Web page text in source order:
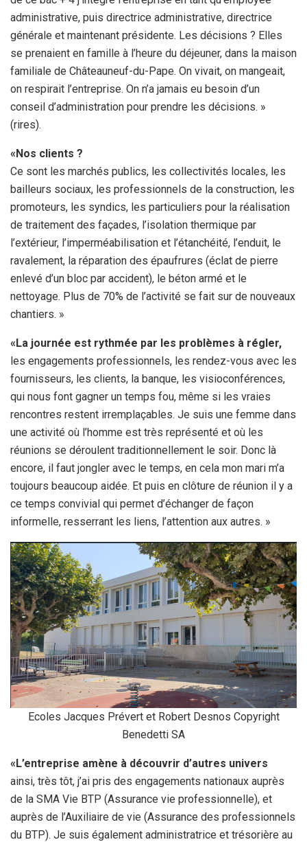
administrative, puis directrice administrative, directrice
générale et maintenant présidente. Les décisions ? Elles
se prenaient en famille à l’heure du déjeuner, dans la maison
familiale de Châteauneuf-du-Pape. On vivait, on mangeait,
on respirait l’entreprise. On n’a jamais eu besoin d’un
conseil d’administration pour prendre les décisions. »
(rires).
«Nos clients ?
Ce sont les marchés publics, les collectivités locales, les
bailleurs sociaux, les professionnels de la construction, les
promoteurs, les syndics, les particuliers pour la réalisation
de traitement des façades, l’isolation thermique par
l’extérieur, l’imperméabilisation et l’étanchéité, l’enduit, le
ravalement, la réparation des épaufrures (éclat de pierre
enlevé d’un bloc par accident), le béton armé et le
nettoyage. Plus de 70% de l’activité se fait sur de nouveaux
chantiers. »
«La journée est rythmée par les problèmes à régler,
les engagements professionnels, les rendez-vous avec les
fournisseurs, les clients, la banque, les visioconférences,
qui nous font gagner un temps fou, même si les vraies
rencontres restent irremplaçables. Je suis une femme dans
une activité où l’homme est très représenté et où les
réunions se déroulent traditionnellement le soir. Donc là
encore, il faut jongler avec le temps, en cela mon mari m’a
toujours beaucoup aidée. Et puis en clôture de réunion il y a
ce temps convivial qui permet d’échanger de façon
informelle, resserrant les liens, l’attention aux autres. »
Ecoles Jacques Prévert et Robert Desnos Copyright
Benedetti SA
«L’entreprise amène à découvrir d’autres univers
ainsi, très tôt, j’ai pris des engagements nationaux auprès
de la SMA Vie BTP (Assurance vie professionnelle), et
auprès de l’Auxiliaire de vie (Assurance des professionnels
du BTP). Je suis également administratrice et trésorière au